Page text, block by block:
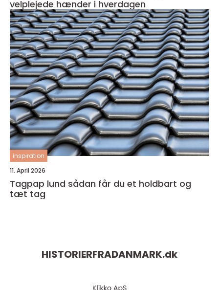
velplejede hænder i hverdagen
inspiration
11. April 2026
Tagpap lund sådan får du et holdbart og
tæt tag
HISTORIERFRADANMARK.dk